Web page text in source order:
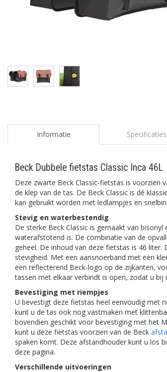
Informatie Specificaties
Beck Dubbele fietstas Classic Inca 46L
Deze zwarte Beck Classic-fietstas is voorzien
de klep van de tas. De Beck Classic is dé
kan gebruikt worden met ledlampjes en
Stevig en waterbestendig
De sterke Beck Classic is gemaakt van
waterafstotend is. De combinatie van de
geheel. De inhoud van deze fietstas is 46
stevigheid. Met een aansnoerband met een
een reflecterend Beck-logo op de zijkanten,
tassen met elkaar verbindt is open, zodat u bij
Bevestiging met riempjes
U bevestigt deze fietstas heel eenvoudig met
kunt u de tas ook nog vastmaken met
bovendien geschikt voor bevestiging met het
kunt u deze fietstas voorzien van de Beck
spaken komt. Deze afstandhouder kunt u los
deze pagina.
Verschillende uitvoeringen